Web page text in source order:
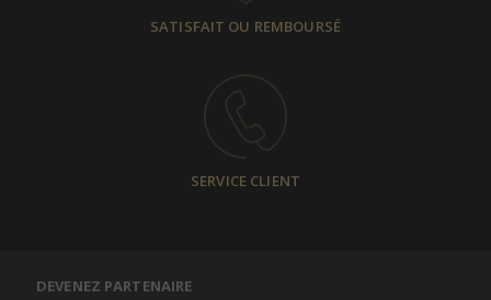
SATISFAIT OU REMBOURSÉ
SERVICE CLIENT
DEVENEZ PARTENAIRE